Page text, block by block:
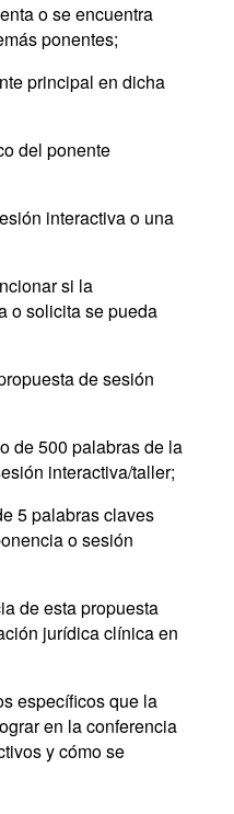
o se encuentra
ponentes;
principal en dicha
del ponente
interactiva o una
si la
o solicita se pueda
de sesión
de 500 palabras de la
interactiva/taller;
5 palabras claves
o sesión
de esta propuesta
jurídica clínica en
específicos que la
en la conferencia
y cómo se